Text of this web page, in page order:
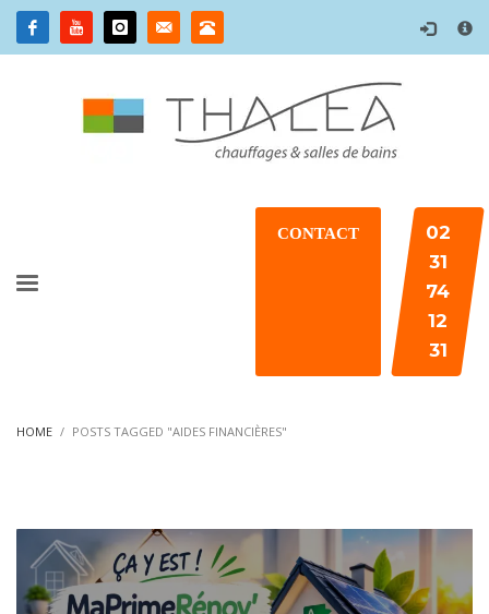
×
CONTACT
02
31
74
12
31
HOME POSTS TAGGED "AIDES FINANCIÈRES"